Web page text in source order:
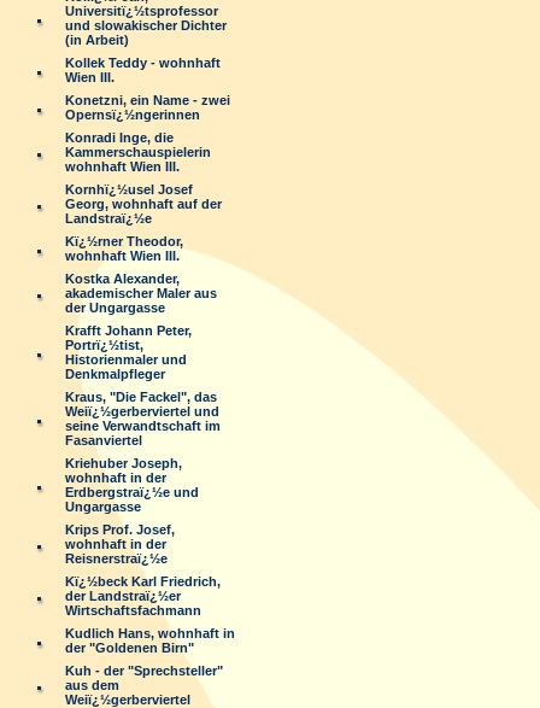
Universitï¿½tsprofessor
und slowakischer Dichter
(in Arbeit)
Kollek Teddy - wohnhaft
Wien III.
Konetzni, ein Name - zwei
Opernsï¿½ngerinnen
Konradi Inge, die
Kammerschauspielerin
wohnhaft Wien III.
Kornhï¿½usel Josef
Georg, wohnhaft auf der
Landstraï¿½e
Kï¿½rner Theodor,
wohnhaft Wien III.
Kostka Alexander,
akademischer Maler aus
der Ungargasse
Krafft Johann Peter,
Portrï¿½tist,
Historienmaler und
Denkmalpfleger
Kraus, "Die Fackel", das
Weiï¿½gerberviertel und
seine Verwandtschaft im
Fasanviertel
Kriehuber Joseph,
wohnhaft in der
Erdbergstraï¿½e und
Ungargasse
Krips Prof. Josef,
wohnhaft in der
Reisnerstraï¿½e
Kï¿½beck Karl Friedrich,
der Landstraï¿½er
Wirtschaftsfachmann
Kudlich Hans, wohnhaft in
der "Goldenen Birn"
Kuh - der "Sprechsteller"
aus dem
Weiï¿½gerberviertel